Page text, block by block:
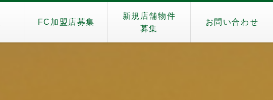
FC加盟店募集
新規店舗物件
募集
お問い合わせ